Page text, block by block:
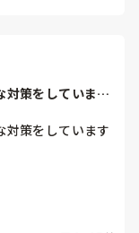
だ看護技術を練
ではないか」と
できません。その
いけないと思っ
どありません。
ることはありま
しょっちゅう作
ォローしていま
です。
かなどはプリセプ
のか、自分がプリ
良くなっている
対策をしています
対策をしています
同じようなイン
工夫はあります